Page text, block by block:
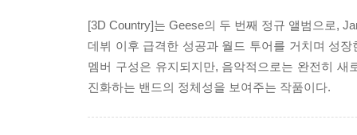
[3D Country]는 Geese의 두 번째 정규 앨범으로,
데뷔 이후 급격한 성공과 월드 투어를 거치며 성
멤버 구성은 유지되지만, 음악적으로는 완전히
진화하는 밴드의 정체성을 보여주는 작품이다.